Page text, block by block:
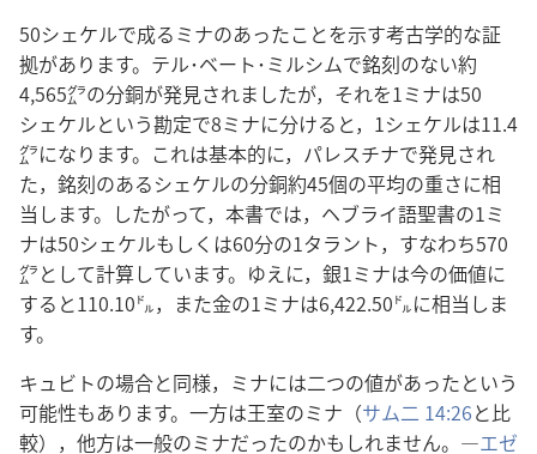
50シェケルで成るミナのあったことを示す考古学的な証
拠があります。テル･ベート･ミルシムで銘刻のない約
4,565㌘の分銅が発見されましたが，それを1ミナは50
シェケルという勘定で8ミナに分けると，1シェケルは11.4
㌘になります。これは基本的に，パレスチナで発見され
た，銘刻のあるシェケルの分銅約45個の平均の重さに相
当します。したがって，本書では，ヘブライ語聖書の1ミ
ナは50シェケルもしくは60分の1タラント，すなわち570
㌘として計算しています。ゆえに，銀1ミナは今の価値に
すると110.10㌦，また金の1ミナは6,422.50㌦に相当しま
す。
キュビトの場合と同様，ミナには二つの値があったという
可能性もあります。一方は王室のミナ（サム二 14:26と比
較），他方は一般のミナだったのかもしれません。―エゼ